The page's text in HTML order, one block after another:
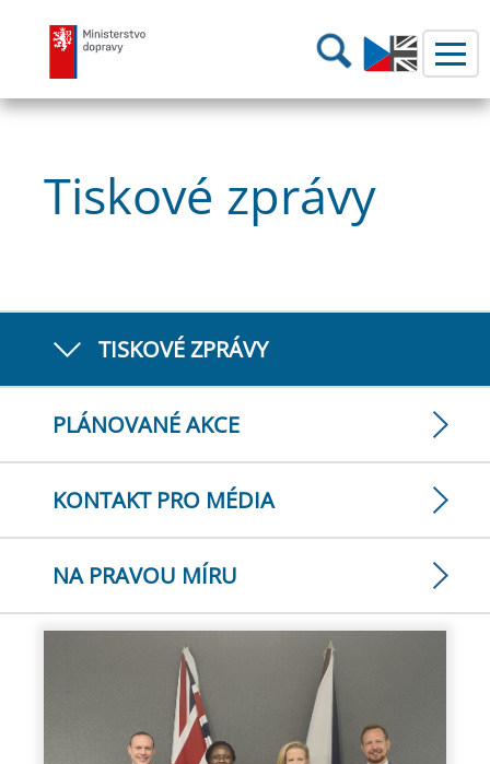
Ministerstvo dopravy Hledání
Tiskové zprávy
TISKOVÉ ZPRÁVY
PLÁNOVANÉ AKCE
KONTAKT PRO MÉDIA
NA PRAVOU MÍRU